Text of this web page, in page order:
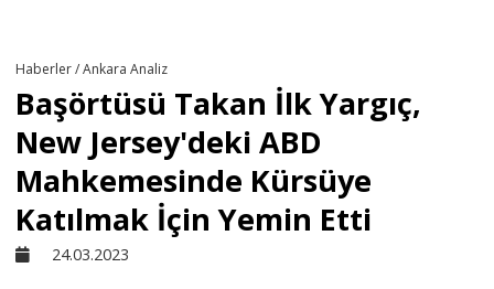
Derkenar
Sivil Toplum
Haberler / Ankara Analiz
Başörtüsü Takan İlk Yargıç,
New Jersey'deki ABD
Mahkemesinde Kürsüye
Katılmak İçin Yemin Etti
24.03.2023